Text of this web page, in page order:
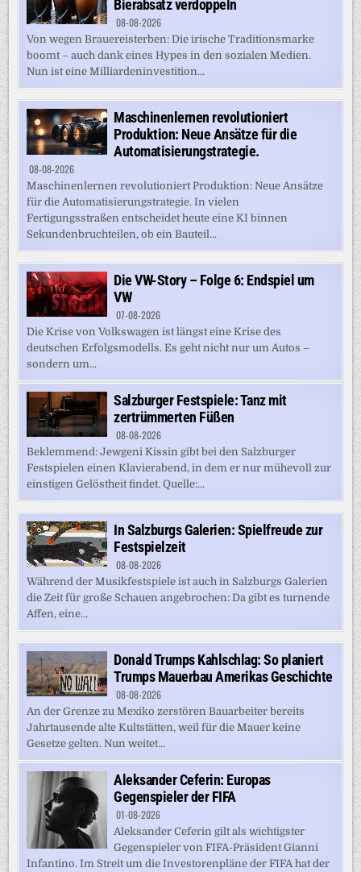
Bierabsatz verdoppeln
08-08-2026
Von wegen Brauereisterben: Die irische Traditionsmarke
boomt – auch dank eines Hypes in den sozialen Medien.
Nun ist eine Milliardeninvestition...
Maschinenlernen revolutioniert
Produktion: Neue Ansätze für die
Automatisierungstrategie.
08-08-2026
Maschinenlernen revolutioniert Produktion: Neue Ansätze
für die Automatisierungstrategie. In vielen
Fertigungsstraßen entscheidet heute eine KI binnen
Sekundenbruchteilen, ob ein Bauteil...
Die VW-Story – Folge 6: Endspiel um
VW
07-08-2026
Die Krise von Volkswagen ist längst eine Krise des
deutschen Erfolgsmodells. Es geht nicht nur um Autos –
sondern um...
Salzburger Festspiele: Tanz mit
zertrümmerten Füßen
08-08-2026
Beklemmend: Jewgeni Kissin gibt bei den Salzburger
Festspielen einen Klavierabend, in dem er nur mühevoll zur
einstigen Gelöstheit findet. Quelle:...
In Salzburgs Galerien: Spielfreude zur
Festspielzeit
08-08-2026
Während der Musikfestspiele ist auch in Salzburgs Galerien
die Zeit für große Schauen angebrochen: Da gibt es turnende
Affen, eine...
Donald Trumps Kahlschlag: So planiert
Trumps Mauerbau Amerikas Geschichte
08-08-2026
An der Grenze zu Mexiko zerstören Bauarbeiter bereits
Jahrtausende alte Kultstätten, weil für die Mauer keine
Gesetze gelten. Nun weitet...
Aleksander Ceferin: Europas
Gegenspieler der FIFA
01-08-2026
Aleksander Ceferin gilt als wichtigster
Gegenspieler von FIFA-Präsident Gianni
Infantino. Im Streit um die Investorenpläne der FIFA hat der